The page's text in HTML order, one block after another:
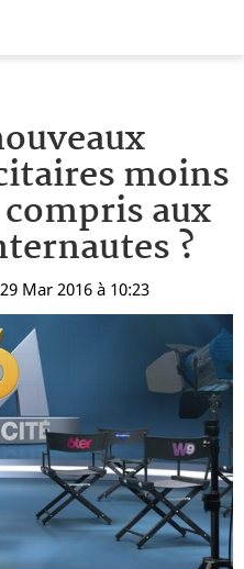
moins
aux
?
Mar 2016 à 10:23